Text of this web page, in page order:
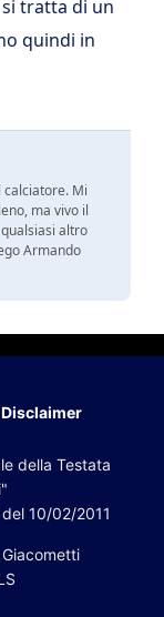
tratta di un
quindi in
Mi
ma vivo il
altro
Armando
Disclaimer
della Testata
10/02/2011